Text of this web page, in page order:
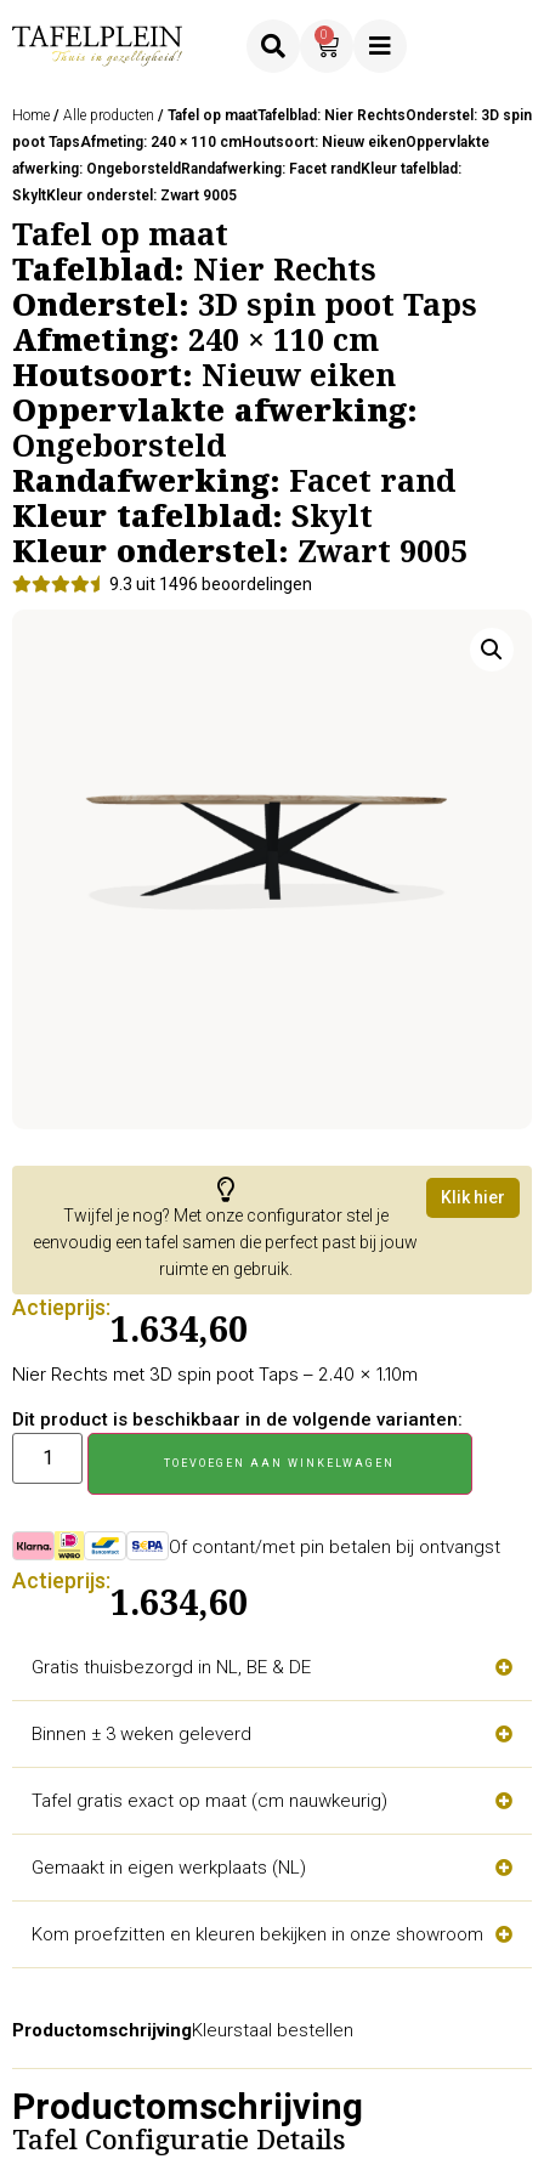
0
Home / Alle producten / Tafel op maatTafelblad: Nier RechtsOnderstel: 3D spin
poot TapsAfmeting: 240 × 110 cmHoutsoort: Nieuw eikenOppervlakte
afwerking: OngeborsteldRandafwerking: Facet randKleur tafelblad:
SkyltKleur onderstel: Zwart 9005
Tafel op maat
Tafelblad: Nier Rechts
Onderstel: 3D spin poot Taps
Afmeting: 240 × 110 cm
Houtsoort: Nieuw eiken
Oppervlakte afwerking:
Ongeborsteld
Randafwerking: Facet rand
Kleur tafelblad: Skylt
Kleur onderstel: Zwart 9005
9.3 uit 1496 beoordelingen
Twijfel je nog? Met onze configurator stel je
eenvoudig een tafel samen die perfect past bij jouw
ruimte en gebruik.
Klik hier
Actieprijs:
1.634,60
Nier Rechts met 3D spin poot Taps – 2.40 × 1.10m
Dit product is beschikbaar in de volgende varianten:
TOEVOEGEN AAN WINKELWAGEN
Of contant/met pin betalen bij ontvangst
Actieprijs:
1.634,60
Gratis thuisbezorgd in NL, BE & DE
Binnen ± 3 weken geleverd
Tafel gratis exact op maat (cm nauwkeurig)
Gemaakt in eigen werkplaats (NL)
Kom proefzitten en kleuren bekijken in onze showroom
ProductomschrijvingKleurstaal bestellen
Productomschrijving
Tafel Configuratie Details